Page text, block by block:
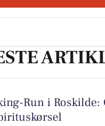
Run i Roskilde: